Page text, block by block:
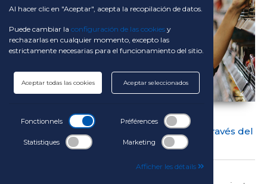
19-10-2020
Cómo mejorar la experiencia del cliente a través del
packaging en las marcas blancas
Al hacer clic en "Aceptar", acepta la recopilación de datos.
Puede cambiar la configuración de las cookies y
rechazarlas en cualquier momento, excepto las
estrictamente necesarias para el funcionamiento del sitio.
Aceptar todas las cookies Aceptar seleccionados
Fonctionnels Préférences
Statistiques Marketing
Afficher les détails